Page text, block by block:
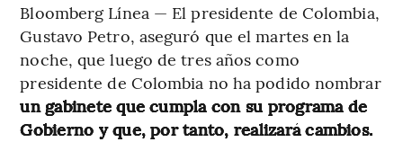
Bloomberg Línea — El presidente de Colombia,
Gustavo Petro, aseguró que el martes en la
noche, que luego de tres años como
presidente de Colombia no ha podido nombrar
un gabinete que cumpla con su programa de
Gobierno y que, por tanto, realizará cambios.